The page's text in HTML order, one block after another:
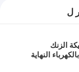
ل
الزنك
النهاية